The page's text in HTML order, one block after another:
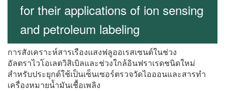
for their applications of ion sensing
and petroleum labeling
การสังเคราะห์สารเรืองแสงฟลูออเรสเซนต์ในช่วง
อัลตราไวโอเลตวิสิเบิลและช่วงใกล้อินฟราเรดชนิดใหม่
สำหรับประยุกต์ใช้เป็นเซ็นเซอร์ตรวจวัดไอออนและสารทำ
เครื่องหมายน้ำมันเชื้อเพลิง